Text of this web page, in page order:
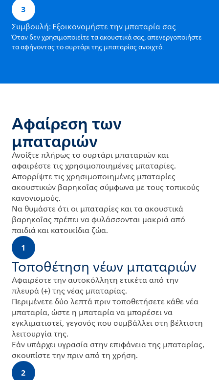
3
Συμβουλή: Εξοικονομήστε την μπαταρία σας
Όταν δεν χρησιμοποιείτε τα ακουστικά σας, απενεργοποιήστε
τα αφήνοντας το συρτάρι της μπαταρίας ανοιχτό.
Αφαίρεση των
μπαταριών
Ανοίξτε πλήρως το συρτάρι μπαταριών και
αφαιρέστε τις χρησιμοποιημένες μπαταρίες.
Απορρίψτε τις χρησιμοποιημένες μπαταρίες
ακουστικών βαρηκοΐας σύμφωνα με τους τοπικούς
κανονισμούς.
Να θυμάστε ότι οι μπαταρίες και τα ακουστικά
βαρηκοΐας πρέπει να φυλάσσονται μακριά από
παιδιά και κατοικίδια ζώα.
1
Τοποθέτηση νέων μπαταριών
Αφαιρέστε την αυτοκόλλητη ετικέτα από την
πλευρά (+) της νέας μπαταρίας.
Περιμένετε δύο λεπτά πριν τοποθετήσετε κάθε νέα
μπαταρία, ώστε η μπαταρία να μπορέσει να
εγκλιματιστεί, γεγονός που συμβάλλει στη βέλτιστη
λειτουργία της.
Εάν υπάρχει υγρασία στην επιφάνεια της μπαταρίας,
σκουπίστε την πριν από τη χρήση.
2